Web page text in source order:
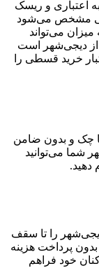
اعتباری و ریسک
مشخص می‌شود
می‌تواند
از دیجی‌شهر است
خرید قسطی را
چک و بدون ضامن
شما می‌توانید
دهید.
را تا سقف
پرداخت هزینه
خود فراهم